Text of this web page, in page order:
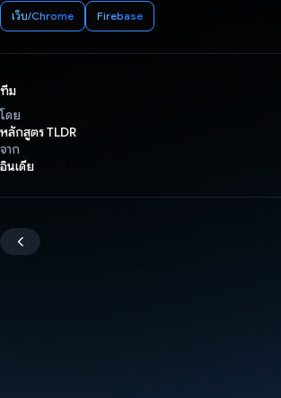
เว็บ/Chrome Firebase
ทีม
โดย
หลักสูตร TLDR
จาก
อินเดีย